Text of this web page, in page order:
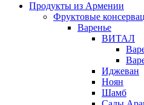
Продукты из Армении
Фруктовые
Варенье
ВИТАЛ
Иджеван
Ноян
Шамб